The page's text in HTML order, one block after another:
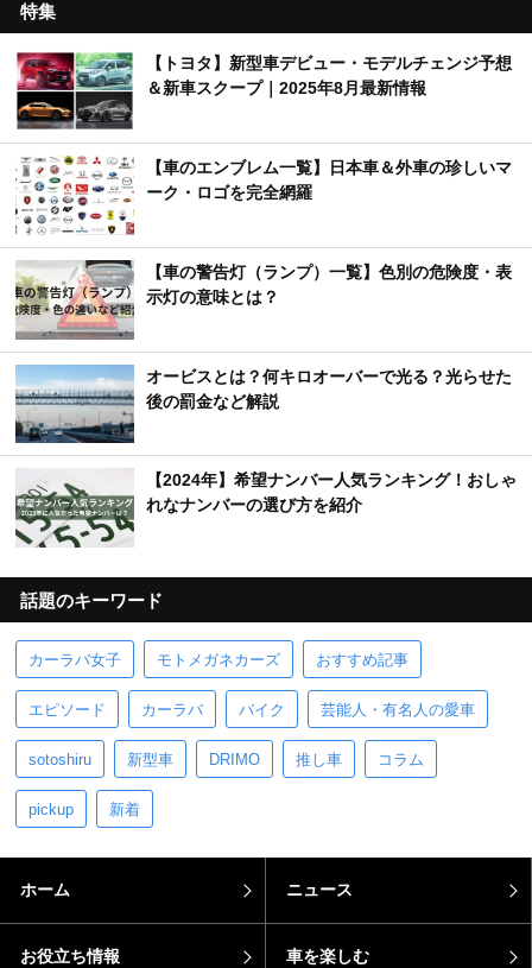
特集
【トヨタ】新型車デビュー・モデルチェンジ予想
＆新車スクープ｜2025年8月最新情報
【車のエンブレム一覧】日本車＆外車の珍しいマ
ーク・ロゴを完全網羅
【車の警告灯（ランプ）一覧】色別の危険度・表
示灯の意味とは？
オービスとは？何キロオーバーで光る？光らせた
後の罰金など解説
【2024年】希望ナンバー人気ランキング！おしゃ
れなナンバーの選び方を紹介
話題のキーワード
カーラバ女子 モトメガネカーズ おすすめ記事
エピソード カーラバ バイク 芸能人・有名人の愛車
sotoshiru 新型車 DRIMO 推し車 コラム
pickup 新着
ホーム ニュース
お役立ち情報 車を楽しむ